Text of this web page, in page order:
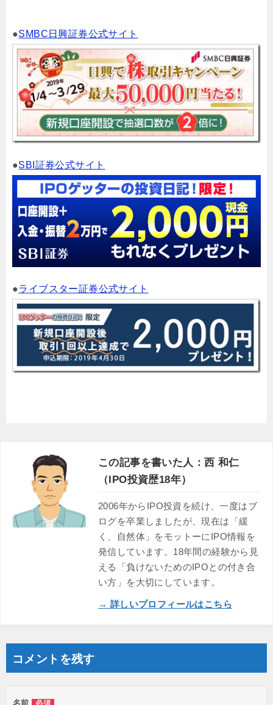
●SMBC日興証券公式サイト
●SBI証券公式サイト
●ライブスター証券公式サイト
この記事を書いた人：西 和仁
（IPO投資歴18年）
2006年からIPO投資を続け、一度はブ
ログを卒業しましたが、現在は「緩
く、自然体」をモットーにIPO情報を
発信しています。18年間の経験から見
える「負けないためのIPOとの付き合
い方」を大切にしています。
→ 詳しいプロフィールはこちら
コメントを残す
名前 必須